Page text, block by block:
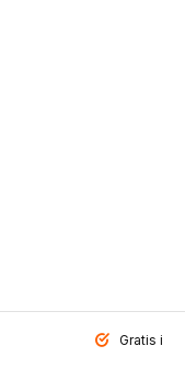
Gratis